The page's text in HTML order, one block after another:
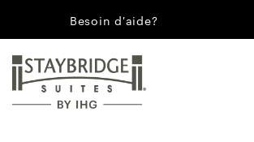
Besoin d'aide?